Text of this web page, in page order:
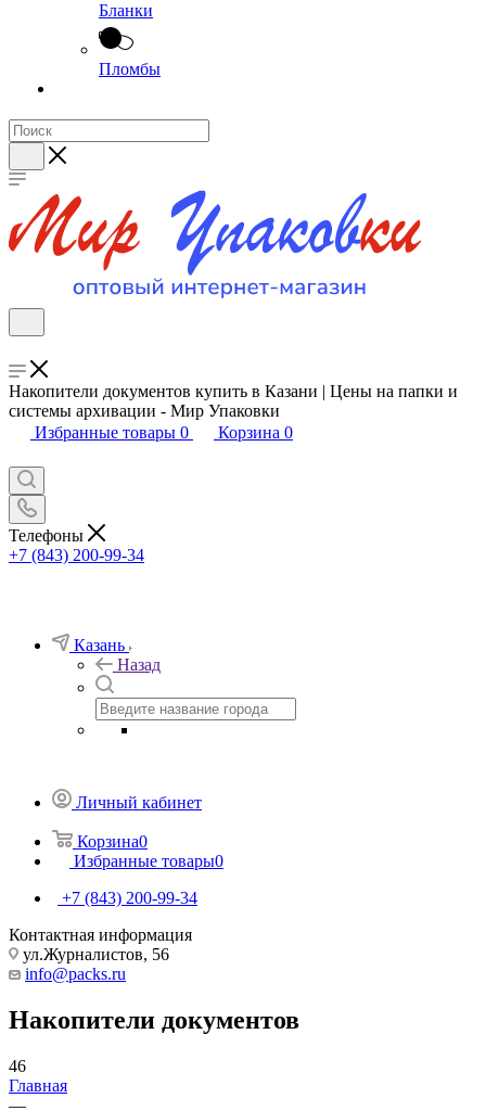
Бланки
Пломбы
Накопители документов купить в Казани | Цены на папки и
системы архивации - Мир Упаковки
Избранные товары 0 Корзина 0
Телефоны
+7 (843) 200-99-34
Казань
Назад
Личный кабинет
Корзина0
Избранные товары0
+7 (843) 200-99-34
Контактная информация
ул.Журналистов, 56
info@packs.ru
Накопители документов
46
Главная
—